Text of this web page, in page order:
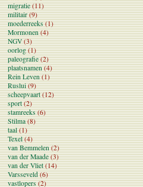
migratie (11)
militair (9)
moederreeks (1)
Mormonen (4)
NGV (3)
oorlog (1)
paleografie (2)
plaatsnamen (4)
Rein Leven (1)
Ruslui (9)
scheepvaart (12)
sport (2)
stamreeks (6)
Stilma (8)
taal (1)
Texel (4)
van Bemmelen (2)
van der Maade (3)
van der Vliet (14)
Varsseveld (6)
vastlopers (2)